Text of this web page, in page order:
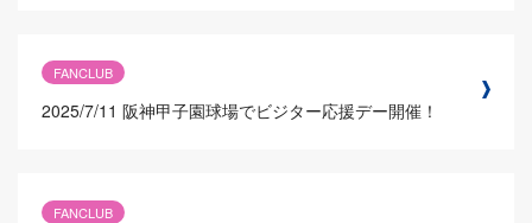
FANCLUB
2025/7/11 阪神甲子園球場でビジター応援デー開催！
FANCLUB